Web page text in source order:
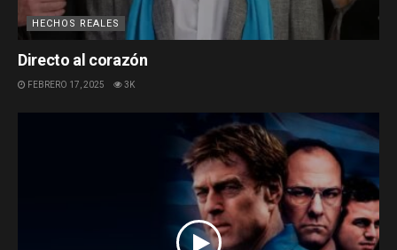
HECHOS REALES
Directo al corazón
FEBRERO 17, 2025 3K